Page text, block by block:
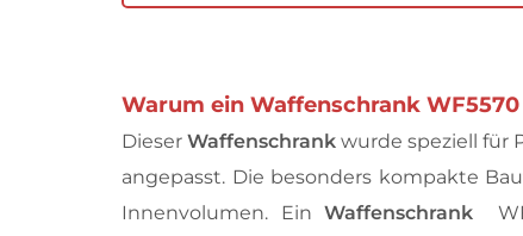
Warum ein Waffenschrank
DieserWaffenschrank wurde speziell für
angepasst. Die besonders kompakte
Innenvolumen. Ein Waffenschrank